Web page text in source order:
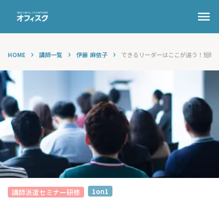
HOME keyboard_arrow_right 講師一覧 keyboard_arrow_right 伊藤 麻依子 keyboard_arrow_right できるリーダーはここが違う！短時
講師派遣セミナー研修 1on1
menu